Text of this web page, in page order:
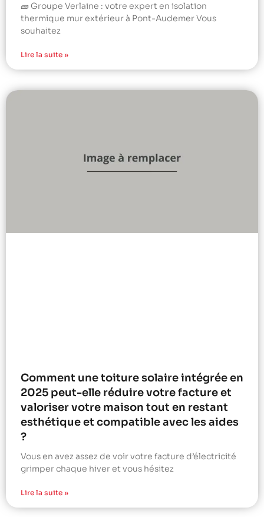
🧱 Groupe Verlaine : votre expert en isolation
thermique mur extérieur à Pont-Audemer Vous
souhaitez
Lire la suite »
Comment une toiture solaire intégrée en
2025 peut-elle réduire votre facture et
valoriser votre maison tout en restant
esthétique et compatible avec les aides
?
Vous en avez assez de voir votre facture d’électricité
grimper chaque hiver et vous hésitez
Lire la suite »